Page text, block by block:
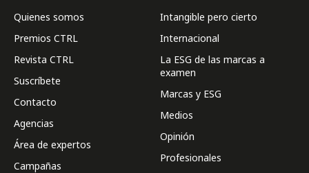
Quienes somos
Premios CTRL
Revista CTRL
Suscríbete
Contacto
Agencias
Área de expertos
Campañas
Intangible pero cierto
Internacional
La ESG de las marcas a
examen
Marcas y ESG
Medios
Opinión
Profesionales